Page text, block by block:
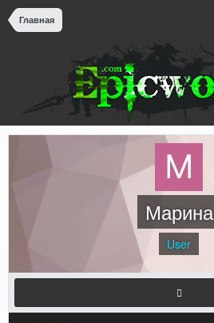
Главная
Марина
User